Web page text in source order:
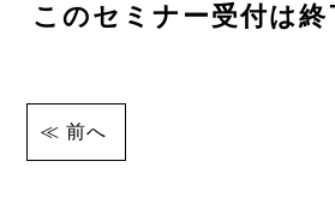
このセミナー受付は終
前へ